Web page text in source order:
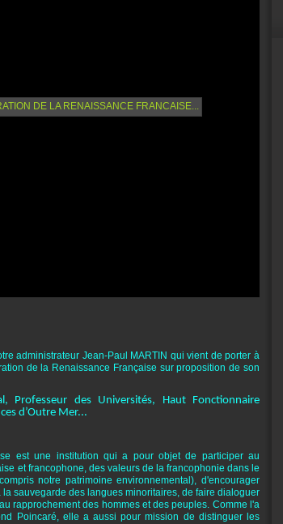
administrateur Jean-Paul MARTIN qui vient de porter à
de la Renaissance Française sur proposition de son
Professeur des Universités, Haut Fonctionnaire
d’Outre Mer...
est une institution qui a pour objet de participer au
et francophone, des valeurs de la francophonie dans le
notre patrimoine environnemental), d'encourager
sauvegarde des langues minoritaires, de faire dialoguer
rapprochement des hommes et des peuples. Comme l'a
Poincaré, elle a aussi pour mission de distinguer les